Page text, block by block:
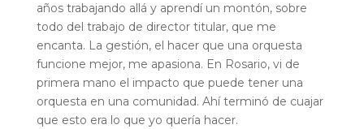
años trabajando allá y aprendí un montón, sobre
todo del trabajo de director titular, que me
encanta. La gestión, el hacer que una orquesta
funcione mejor, me apasiona. En Rosario, vi de
primera mano el impacto que puede tener una
orquesta en una comunidad. Ahí terminó de cuajar
que esto era lo que yo quería hacer.